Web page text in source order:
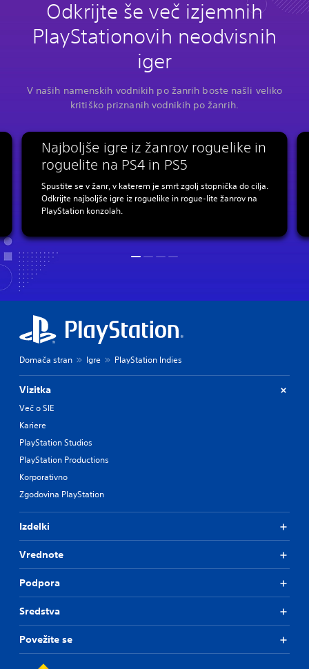
Odkrijte še več izjemnih
PlayStationovih neodvisnih
iger
V naših namenskih vodnikih po žanrih boste našli veliko
kritiško priznanih vodnikih po žanrih.
Najboljše igre iz žanrov roguelike in
roguelite na PS4 in PS5
Spustite se v žanr, v katerem je smrt zgolj stopnička do cilja.
Odkrijte najboljše igre iz roguelike in rogue-lite žanrov na
PlayStation konzolah.
Domača stran Igre PlayStation Indies
Vizitka
Več o SIE
Kariere
PlayStation Studios
PlayStation Productions
Korporativno
Zgodovina PlayStation
Izdelki
Vrednote
Podpora
Sredstva
Povežite se